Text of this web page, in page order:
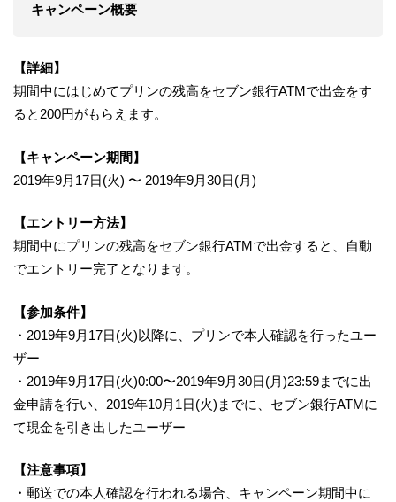
キャンペーン概要
【詳細】
期間中にはじめてプリンの残高をセブン銀行ATMで出金をす
ると200円がもらえます。
【キャンペーン期間】
2019年9月17日(火) 〜 2019年9月30日(月)
【エントリー方法】
期間中にプリンの残高をセブン銀行ATMで出金すると、自動
でエントリー完了となります。
【参加条件】
・2019年9月17日(火)以降に、プリンで本人確認を行ったユー
ザー
・2019年9月17日(火)0:00〜2019年9月30日(月)23:59までに出
金申請を行い、2019年10月1日(火)までに、セブン銀行ATMに
て現金を引き出したユーザー
【注意事項】
・郵送での本人確認を行われる場合、キャンペーン期間中に